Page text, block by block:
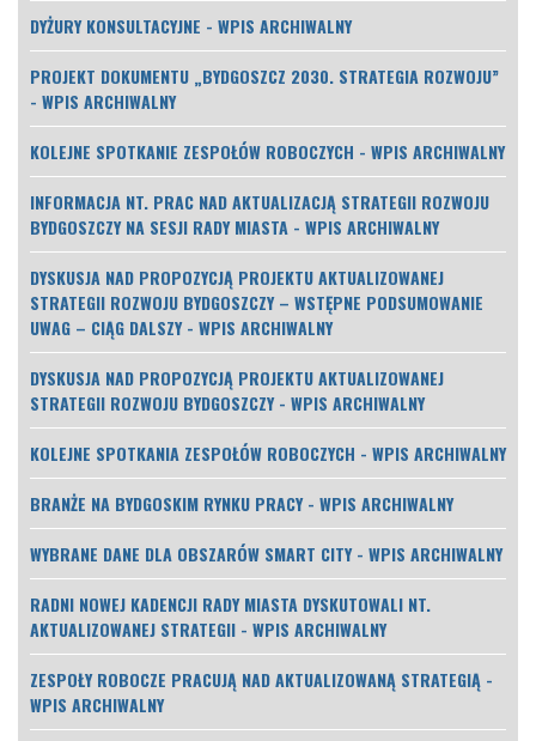
DYŻURY KONSULTACYJNE - WPIS ARCHIWALNY
PROJEKT DOKUMENTU „BYDGOSZCZ 2030. STRATEGIA ROZWOJU”
- WPIS ARCHIWALNY
KOLEJNE SPOTKANIE ZESPOŁÓW ROBOCZYCH - WPIS ARCHIWALNY
INFORMACJA NT. PRAC NAD AKTUALIZACJĄ STRATEGII ROZWOJU
BYDGOSZCZY NA SESJI RADY MIASTA - WPIS ARCHIWALNY
DYSKUSJA NAD PROPOZYCJĄ PROJEKTU AKTUALIZOWANEJ
STRATEGII ROZWOJU BYDGOSZCZY – WSTĘPNE PODSUMOWANIE
UWAG – CIĄG DALSZY - WPIS ARCHIWALNY
DYSKUSJA NAD PROPOZYCJĄ PROJEKTU AKTUALIZOWANEJ
STRATEGII ROZWOJU BYDGOSZCZY - WPIS ARCHIWALNY
KOLEJNE SPOTKANIA ZESPOŁÓW ROBOCZYCH - WPIS ARCHIWALNY
BRANŻE NA BYDGOSKIM RYNKU PRACY - WPIS ARCHIWALNY
WYBRANE DANE DLA OBSZARÓW SMART CITY - WPIS ARCHIWALNY
RADNI NOWEJ KADENCJI RADY MIASTA DYSKUTOWALI NT.
AKTUALIZOWANEJ STRATEGII - WPIS ARCHIWALNY
ZESPOŁY ROBOCZE PRACUJĄ NAD AKTUALIZOWANĄ STRATEGIĄ -
WPIS ARCHIWALNY